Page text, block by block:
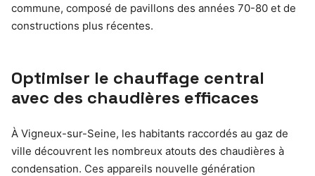
commune, composé de pavillons des années 70-80 et de
constructions plus récentes.
Optimiser le chauffage central
avec des chaudières efficaces
À Vigneux-sur-Seine, les habitants raccordés au gaz de
ville découvrent les nombreux atouts des chaudières à
condensation. Ces appareils nouvelle génération